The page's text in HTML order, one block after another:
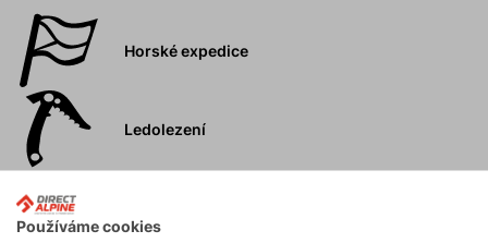
Horské expedice
Ledolezení
Používáme cookies